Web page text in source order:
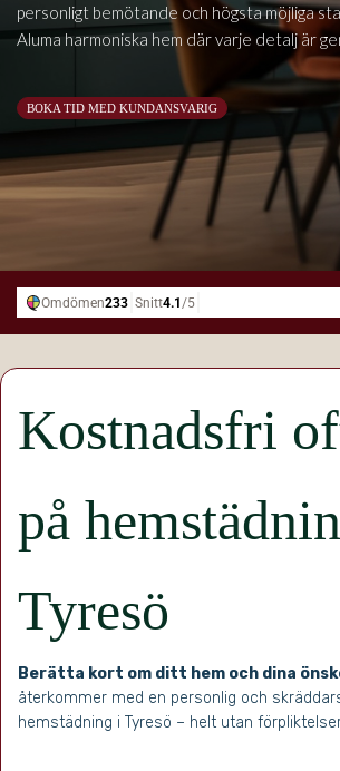
personligt bemötande och högsta möjliga
Aluma harmoniska hem där varje detalj är
BOKA TID MED KUNDANSVARIG
Kostnadsfri
på
Tyresö
Berätta kort om ditt hem och dina
återkommer med en personlig och
hemstädning i Tyresö – helt utan